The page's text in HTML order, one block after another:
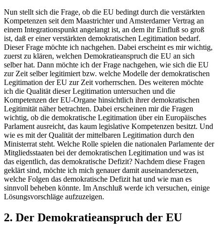
Nun stellt sich die Frage, ob die EU bedingt durch die verstärkten
Kompetenzen seit dem Maastrichter und Amsterdamer Vertrag an
einem Integrationspunkt angelangt ist, an dem ihr Einfluß so groß
ist, daß er einer verstärkten demokratischen Legitimation bedarf.
Dieser Frage möchte ich nachgehen. Dabei erscheint es mir wichtig,
zuerst zu klären, welchen Demokratieanspruch die EU an sich
selber hat. Dann möchte ich der Frage nachgehen, wie sich die EU
zur Zeit selber legitimiert bzw. welche Modelle der demokratischen
Legitimation der EU zur Zeit vorherrschen. Des weiteren möchte
ich die Qualität dieser Legitimation untersuchen und die
Kompetenzen der EU-Organe hinsichtlich ihrer demokratischen
Legitimität näher betrachten. Dabei erscheinen mir die Fragen
wichtig, ob die demokratische Legitimation über ein Europäisches
Parlament ausreicht, das kaum legislative Kompetenzen besitzt. Und
wie es mit der Qualität der mittelbaren Legitimation durch den
Ministerrat steht. Welche Rolle spielen die nationalen Parlamente der
Mitgliedsstaaten bei der demokratischen Legitimation und was ist
das eigentlich, das demokratische Defizit? Nachdem diese Fragen
geklärt sind, möchte ich mich genauer damit auseinandersetzen,
welche Folgen das demokratische Defizit hat und wie man es
sinnvoll beheben könnte. Im Anschluß werde ich versuchen, einige
Lösungsvorschläge aufzuzeigen.
2. Der Demokratieanspruch der EU